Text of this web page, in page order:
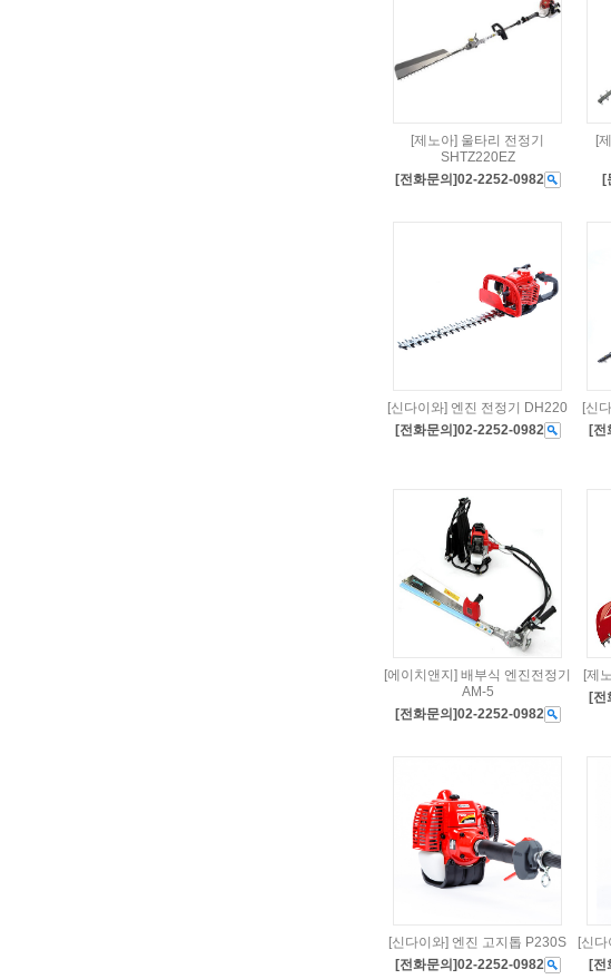
[제노아] 울타리 전정기
SHTZ220EZ
[전화문의]02-2252-0982
[
[
[신다이와] 엔진 전정기 DH220
[전화문의]02-2252-0982
[신
[전
[에이치앤지] 배부식 엔진전정기
AM-5
[전화문의]02-2252-0982
[제
[전
[신다이와] 엔진 고지톱 P230S
[전화문의]02-2252-0982
[신
[전